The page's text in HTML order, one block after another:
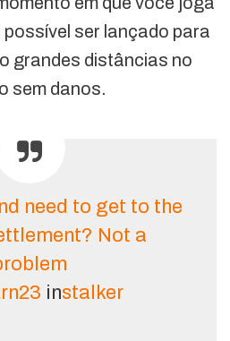
ser lançado para
grandes distâncias no
sem danos.
need to get to the
Not a
instalker